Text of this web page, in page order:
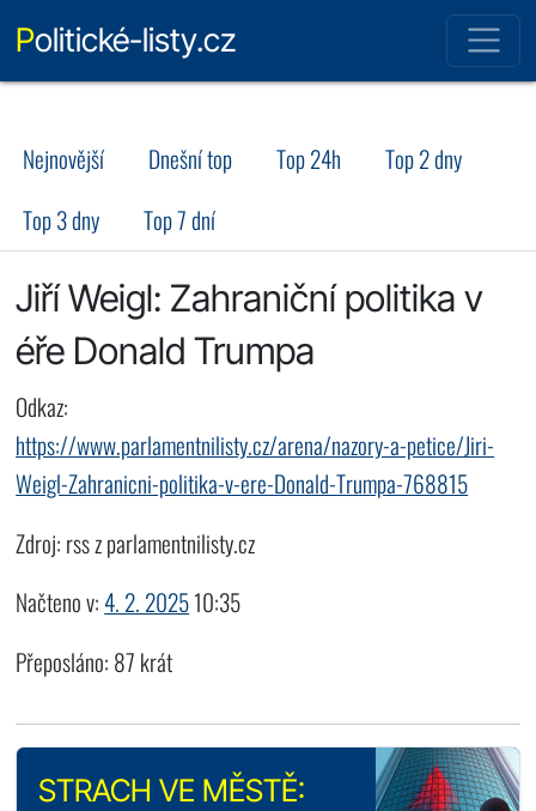
Politické-listy.cz
Nejnovější Dnešní top Top 24h
Top 2 dny
Top 3 dny
Top 7 dní
Jiří Weigl: Zahraniční politika v
éře Donald Trumpa
Odkaz:
https://www.parlamentnilisty.cz/arena/nazory-a-petice/Jiri-
Weigl-Zahranicni-politika-v-ere-Donald-Trumpa-768815
Zdroj: rss z parlamentnilisty.cz
Načteno v: 4. 2. 202510:35
Přeposláno: 87 krát
STRACH VE MĚSTĚ: